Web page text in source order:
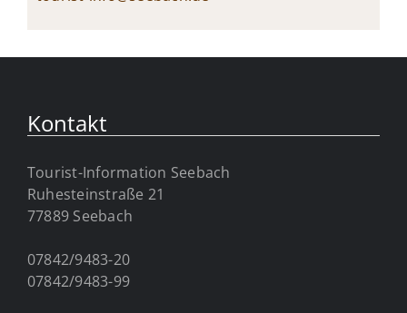
Kontakt
Tourist-Information Seebach
Ruhesteinstraße 21
77889 Seebach
07842/9483-20
07842/9483-99